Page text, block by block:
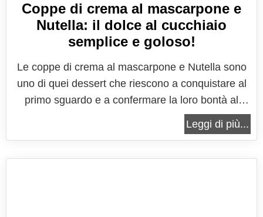
Coppe di crema al mascarpone e
Nutella: il dolce al cucchiaio
semplice e goloso!
Le coppe di crema al mascarpone e Nutella sono
uno di quei dessert che riescono a conquistare al
primo sguardo e a confermare la loro bontà al
primo assaggio, grazie a un equilibrio perfetto tra
golosità, cremosità e semplicità. Sono dolci
Leggi di più...